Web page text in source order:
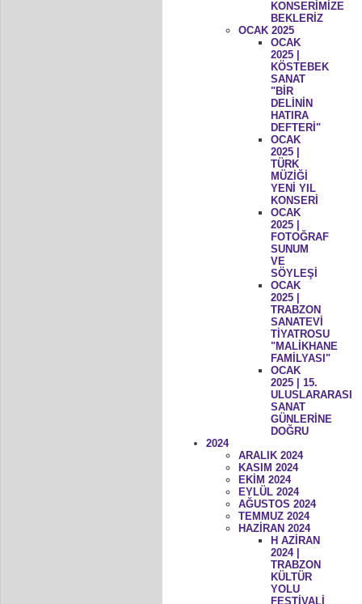
KONSERİMİZE
BEKLERİZ
OCAK 2025
OCAK
2025 |
KÖSTEBEK
SANAT
"BİR
DELİNİN
HATIRA
DEFTERİ"
OCAK
2025 |
TÜRK
MÜZİĞİ
YENİ YIL
KONSERİ
OCAK
2025 |
FOTOĞRAF
SUNUM
VE
SÖYLEŞİ
OCAK
2025 |
TRABZON
SANATEVİ
TİYATROSU
"MALİKHANE
FAMİLYASI"
OCAK
2025 | 15.
ULUSLARARASI
SANAT
GÜNLERİNE
DOĞRU
2024
ARALIK 2024
KASIM 2024
EKİM 2024
EYLÜL 2024
AĞUSTOS 2024
TEMMUZ 2024
HAZİRAN 2024
H AZİRAN
2024 |
TRABZON
KÜLTÜR
YOLU
FESTİVALİ